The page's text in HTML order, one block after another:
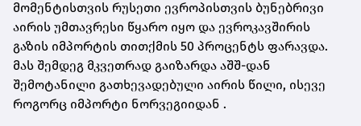
მომენტისთვის რუსეთი ევროპისთვის ბუნებრივი
აირის უმთავრესი წყარო იყო და ევროკავშირის
გაზის იმპორტის თითქმის 50 პროცენტს ფარავდა.
მას შემდეგ მკვეთრად გაიზარდა აშშ-დან
შემოტანილი გათხევადებული აირის წილი, ისევე
როგორც იმპორტი ნორვეგიიდან .